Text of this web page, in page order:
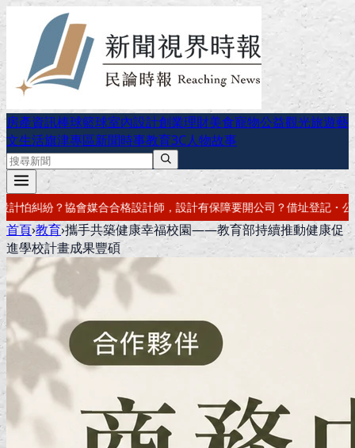
房產資訊棒球籃球室內設計創業理財美食寵物公益觀光旅遊藝
文生活旗津專區新聞時事教育3C人物故事
保障要開公司？借址登記・公司設立・工商登記一次辦好記帳報稅・節
首頁›教育›攜手共築健康幸福校園——教育部持續推動健康促
進學校計畫成果豐碩